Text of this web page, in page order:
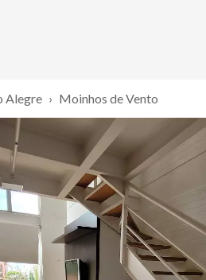
Alegre › Moinhos de Vento